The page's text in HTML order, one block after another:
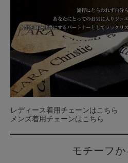
レディース着用チェーンはこちら
メンズ着用チェーンはこちら
モチーフ